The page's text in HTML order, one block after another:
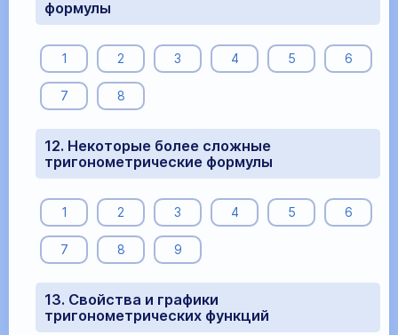
формулы
1 2 3 4 5 6
7 8
12. Некоторые более сложные
тригонометрические формулы
1 2 3 4 5 6
7 8 9
13. Свойства и графики
тригонометрических функций